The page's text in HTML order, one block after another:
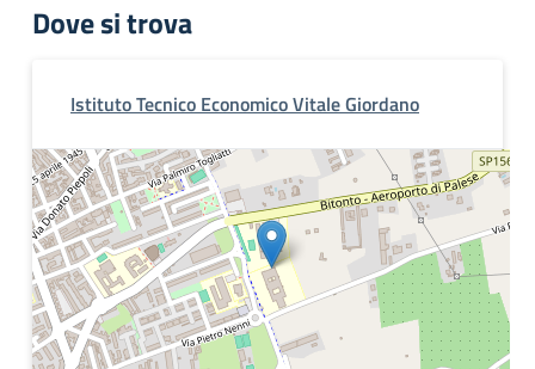
Dove si trova
Istituto Tecnico Economico Vitale Giordano